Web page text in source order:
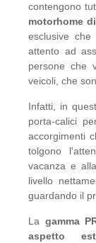
contengono
motorhome
esclusive che
attento ad
persone che
veicoli, che
Infatti, in
porta-calici
accorgimenti
tolgono
vacanza e
livello
guardando il
La gamma
aspetto